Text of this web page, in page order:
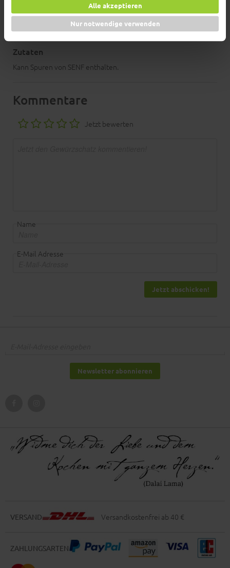
Alle akzeptieren
Nur notwendige verwenden
Zutaten, Allergenhinweise und
Nährwerte
Zutaten
Kann Spuren von SENF enthalten.
Kommentare
Jetzt bewerten
Name
E-Mail Adresse
Jetzt abschicken!
Newsletter abonnieren
VERSAND Versandkostenfrei ab 40 €
ZAHLUNGSARTEN